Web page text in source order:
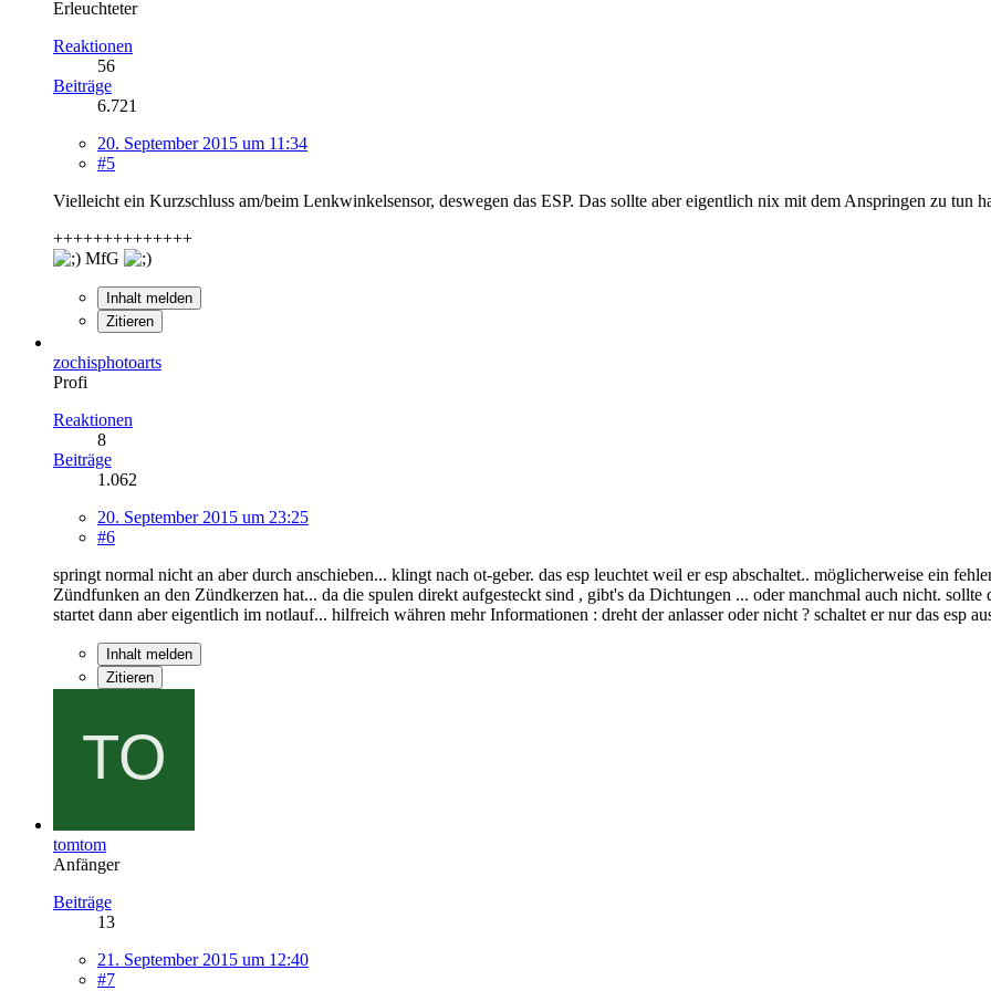
Erleuchteter
Reaktionen
56
Beiträge
6.721
20. September 2015 um 11:34
#5
Vielleicht ein Kurzschluss am/beim Lenkwinkelsensor, deswegen das ESP. Das sollte aber eigentlich nix mit dem Anspringen zu tun
++++++++++++++
MfG
Inhalt melden
Zitieren
zochisphotoarts
Profi
Reaktionen
8
Beiträge
1.062
20. September 2015 um 23:25
#6
springt normal nicht an aber durch anschieben... klingt nach ot-geber. das esp leuchtet weil er esp abschaltet.. möglicherweise ein
Zündfunken an den Zündkerzen hat... da die spulen direkt aufgesteckt sind , gibt's da Dichtungen ... oder manchmal auch nicht.
startet dann aber eigentlich im notlauf... hilfreich währen mehr Informationen : dreht der anlasser oder nicht ? schaltet er nur das esp
Inhalt melden
Zitieren
tomtom
Anfänger
Beiträge
13
21. September 2015 um 12:40
#7